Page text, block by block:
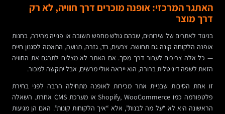
האתגר המרכזי: אופנה מוכרים דרך חוויה, לא רק
דרך מוצר
בניגוד לאתרים של שירותים, שבהם גולש מחפש תשובה או פנייה מהירה, בחנות
אופנה הלקוחה קונה גם תחושה. צבעים, בד, גזרה, תנועה, התאמה לסגנון חיים
— כל אלה צריכים לעבור דרך מסך. אם האתר לא מצליח לתרגם את החוויה
הזאת לשפה דיגיטלית ברורה, הוא ייראה אולי מרשים, אבל יתקשה למכור.
זו אחת הסיבות שבניית אתר מכירות לאופנה מתחילה הרבה לפני בחירת
פלטפורמה כמו Shopify, WooCommerce או מערכת CMS אחרת. השאלה
הראשונה היא לא “על מה לבנות”, אלא “איך הלקוחות קונות”. האם הן מגיעות